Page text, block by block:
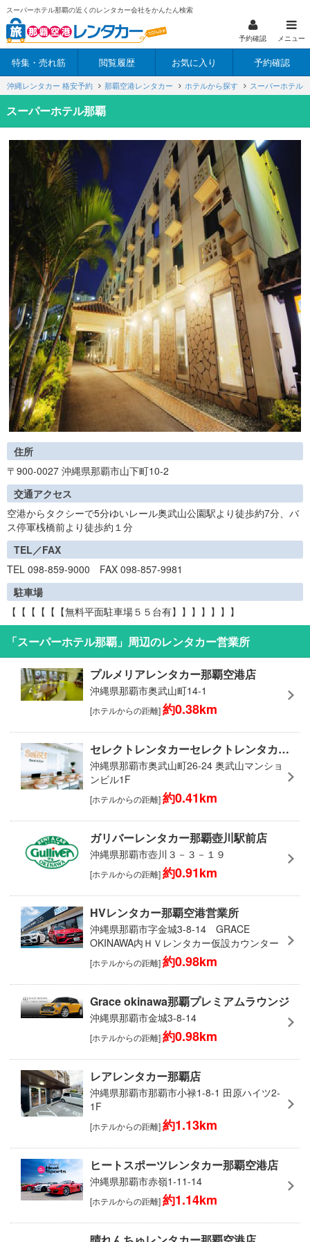
スーパーホテル那覇の近くのレンタカー会社をかんたん検索
予約確認 メニュー
特集・売れ筋 閲覧履歴 お気に入り 予約確認
沖縄レンタカー 格安予約 那覇空港レンタカー ホテルから探す スーパーホテル
スーパーホテル那覇
住所
〒900-0027 沖縄県那覇市山下町10-2
交通アクセス
空港からタクシーで5分ゆいレール奥武山公園駅より徒歩約7分、バ
ス停軍桟橋前より徒歩約１分
TEL／FAX
TEL 098-859-9000 FAX 098-857-9981
駐車場
【【【【【【無料平面駐車場５５台有】】】】】】】
「スーパーホテル那覇」周辺のレンタカー営業所
プルメリアレンタカー那覇空港店
沖縄県那覇市奥武山町14-1
[ホテルからの距離]約0.38km
セレクトレンタカーセレクトレンタカー那覇営業所
沖縄県那覇市奥武山町26-24 奥武山マンショ
ンビル1F
[ホテルからの距離]約0.41km
ガリバーレンタカー那覇壺川駅前店
沖縄県那覇市壺川３－３－１９
[ホテルからの距離]約0.91km
HVレンタカー那覇空港営業所
沖縄県那覇市字金城3-8-14 GRACE
OKINAWA内ＨＶレンタカー仮設カウンター
[ホテルからの距離]約0.98km
Grace okinawa那覇プレミアムラウンジ
沖縄県那覇市金城3-8-14
[ホテルからの距離]約0.98km
レアレンタカー那覇店
沖縄県那覇市那覇市小禄1-8-1 田原ハイツ2-
1F
[ホテルからの距離]約1.13km
ヒートスポーツレンタカー那覇空港店
沖縄県那覇市赤嶺1-11-14
[ホテルからの距離]約1.14km